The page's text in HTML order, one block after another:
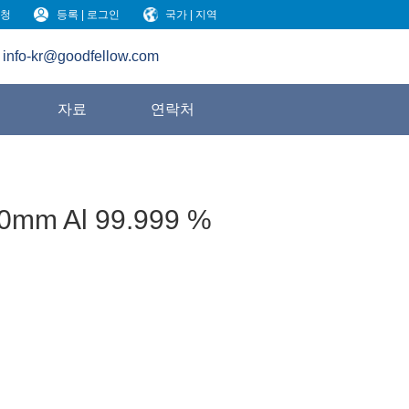
국가 | 지역
등록 | 로그인
info-kr@goodfellow.com
자료 연락처
Al 99.999 %